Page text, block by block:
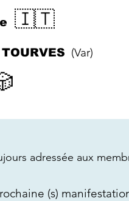
e 🇮🇹
TOURVES (Var)
adressée aux
(s)